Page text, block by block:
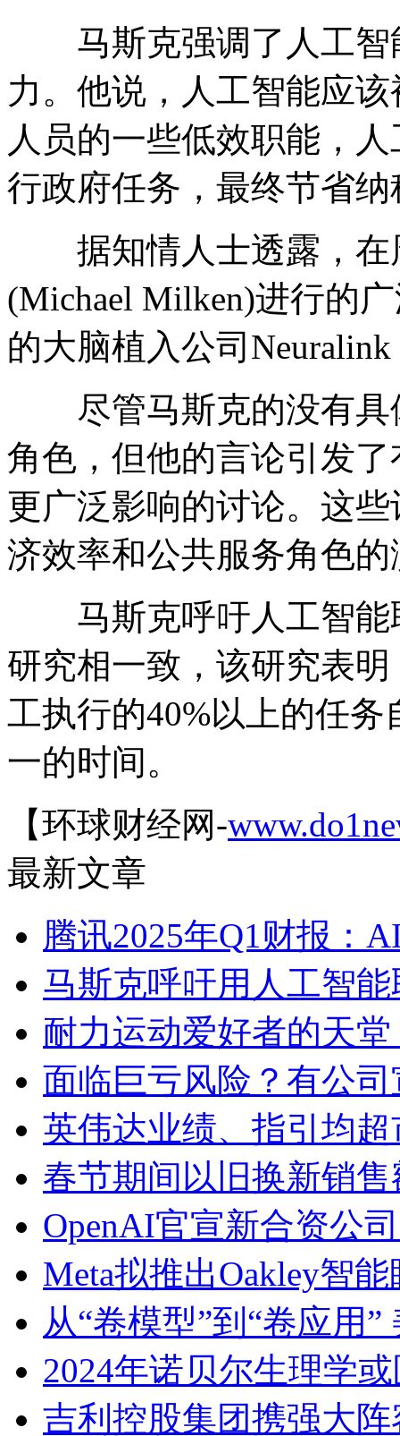
马斯克强调了人工智
力。他说，人工智能应
人员的一些低效职能，
行政府任务，最终节省
据知情人士透露，在
(Michael Milken)进行的
的大脑植入公司
尽管马斯克的没有具
角色，但他的言论引发
更广泛影响的讨论。这
济效率和公共服务角色
马斯克呼吁人工智能
研究相一致，该研究表
工执行的40%以上的任
一的时间。
【环球财经网-
最新文章
腾讯2025年Q1财报：
马斯克呼吁用人工智
耐力运动爱好者的天
面临巨亏风险？有公
英伟达业绩、指引均
春节期间以旧换新销
OpenAI官宣新合资公
Meta拟推出Oakley智
从“卷模型”到“卷应用”
2024年诺贝尔生理学
吉利控股集团携强大